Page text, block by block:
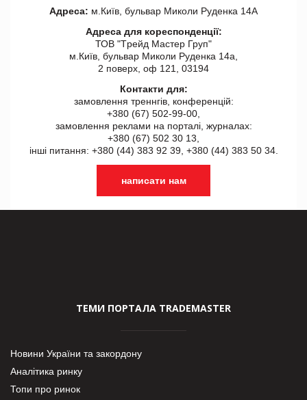
Адреса: м.Київ, бульвар Миколи Руденка 14А
Адреса для кореспонденції:
ТОВ "Tрейд Мастер Груп"
м.Київ, бульвар Миколи Руденка 14а,
2 поверх, оф 121, 03194
Контакти для:
замовлення треннгів, конференцій:
+380 (67) 502-99-00,
замовлення реклами на порталі, журналах:
+380 (67) 502 30 13,
інші питання: +380 (44) 383 92 39, +380 (44) 383 50 34.
написати нам
ТЕМИ ПОРТАЛА TRADEMASTER
Новини України та закордону
Аналітика ринку
Топи про ринок